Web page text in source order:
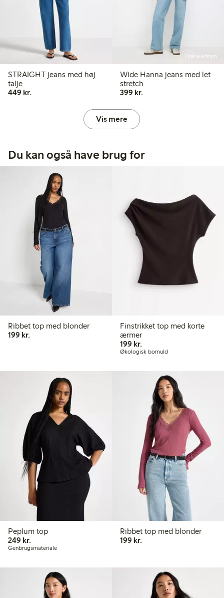
STRAIGHT jeans med høj
talje
449 kr.
Online edition
Wide Hanna jeans med let
stretch
399 kr.399,00 kr.
Vis mere
Du kan også have brug for
Ribbet top med blonder
199 kr.
Finstrikket top med korte
ærmer
199 kr.199,00 kr.
Økologisk bomuld
Peplum top
249 kr.
Genbrugsmateriale
Ribbet top med blonder
199 kr.199,00 kr.